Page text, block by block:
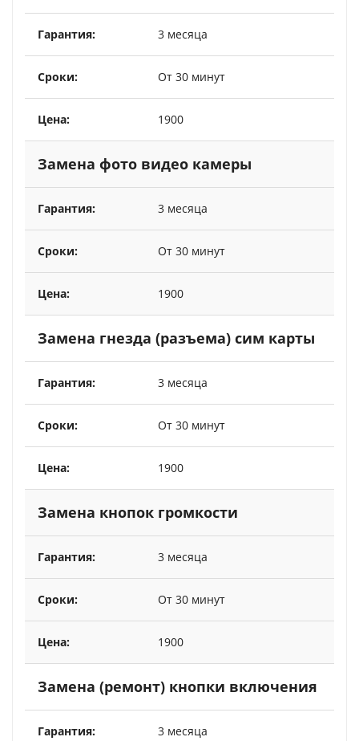
3 месяца
От 30 минут
1900
Замена фото видео камеры
3 месяца
От 30 минут
1900
Замена гнезда (разъема) сим карты
3 месяца
От 30 минут
1900
Замена кнопок громкости
3 месяца
От 30 минут
1900
Замена (ремонт) кнопки включения
3 месяца